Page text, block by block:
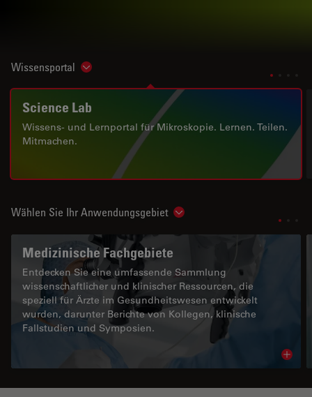
Wissensportal Show subnavigation
Science Lab
Wissens- und Lernportal für Mikroskopie. Lernen. Teilen.
Mitmachen.
Wählen Sie Ihr Anwendungsgebiet Show subnavigation
Medizinische Fachgebiete
Entdecken Sie eine umfassende Sammlung
wissenschaftlicher und klinischer Ressourcen, die
speziell für Ärzte im Gesundheitswesen entwickelt
wurden, darunter Berichte von Kollegen, klinische
Fallstudien und Symposien.